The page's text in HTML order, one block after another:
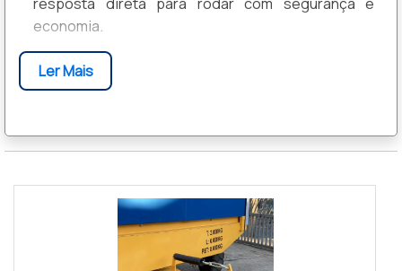
economia.
Isso é crucial porque um feixe de mola mal
dimensionado compromete freagem, desgaste
kg, quais características observar na compra,
de alerta para trocar antes que um problema vire
VISÃO GERAL DO FEIXE DE MOLA
Ler Mais